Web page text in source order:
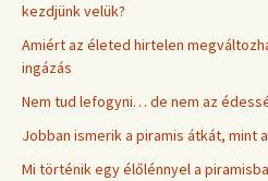
kezdjünk velük?
Amiért az életed hirtelen
ingázás
Nem tud lefogyni… de nem az
Jobban ismerik a piramis átkát, mint
Mi történik egy élőlénnyel a